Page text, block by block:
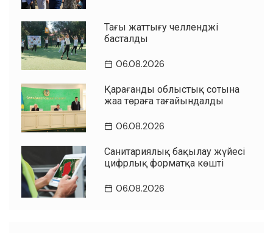
Таңғы жаттығу челленджі
басталды
06.08.2026
Қарағанды облыстық сотына
жаңа төраға тағайындалды
06.08.2026
Санитариялық бақылау жүйесі
цифрлық форматқа көшті
06.08.2026